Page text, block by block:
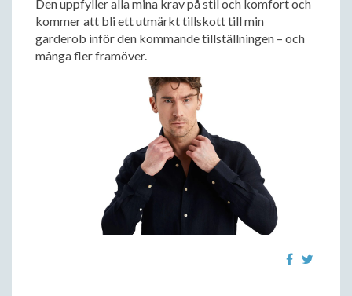
Den uppfyller alla mina krav på stil och komfort och
kommer att bli ett utmärkt tillskott till min
garderob inför den kommande tillställningen – och
många fler framöver.